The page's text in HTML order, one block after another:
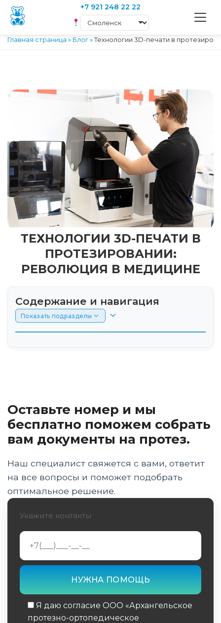
+7 921 248 22 22
Главная страница » Блог»Технологии 3D-печати в
ТЕХНОЛОГИИ 3D-ПЕЧАТИ В
ПРОТЕЗИРОВАНИИ:
РЕВОЛЮЦИЯ В МЕДИЦИНЕ
Содержание и навигация
Показать подразделы
Инновационные материалы в 3D-печати
Применение 3D-печати в различных видах
Будущее 3D-печати в протезировании
Вызовы и ограничения
Роль 3D-печати в реабилитации и адаптации
Экономические аспекты 3D-печати в
протезировании
Заключение
Оставьте номер и мы
бесплатно поможем собрать
вам документы на протез.
Наш специалист свяжется с вами, ответит
на все вопросы и поможет подобрать
оптимальное решение.
Укажите контакты
Я даю согласие ООО «Архангельское
протезно-ортопедическое